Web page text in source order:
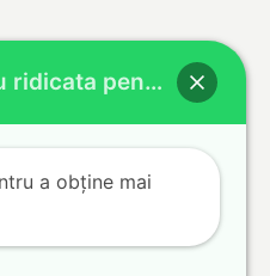
© 2026 sigvape.com
Preț de vânzare cu ridicata pentru vape
a obține mai